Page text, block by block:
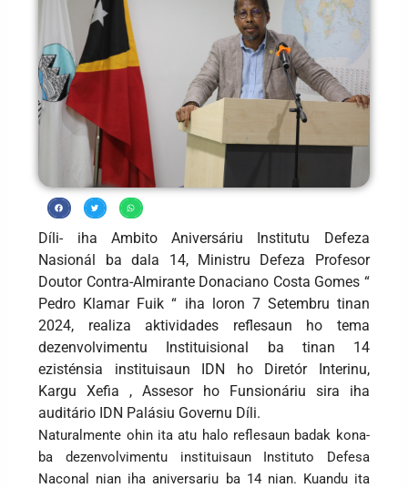
Díli- iha Ambito Aniversáriu Institutu Defeza
Nasionál ba dala 14, Ministru Defeza Profesor
Doutor Contra-Almirante Donaciano Costa Gomes “
Pedro Klamar Fuik “ iha loron 7 Setembru tinan
2024, realiza aktividades reflesaun ho tema
dezenvolvimentu Instituisional ba tinan 14
ezisténsia instituisaun IDN ho Diretór Interinu,
Kargu Xefia , Assesor ho Funsionáriu sira iha
auditário IDN Palásiu Governu Díli.
Naturalmente ohin ita atu halo reflesaun badak kona-
ba dezenvolvimentu instituisaun Instituto Defesa
Naconal nian iha aniversariu ba 14 nian. Kuandu ita